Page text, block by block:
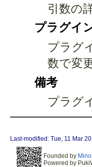
引数の
プラグイ
プラグ
数で変
備考
プラグ
Last-modified: Tue, 11 Mar
Founded by
Powered by